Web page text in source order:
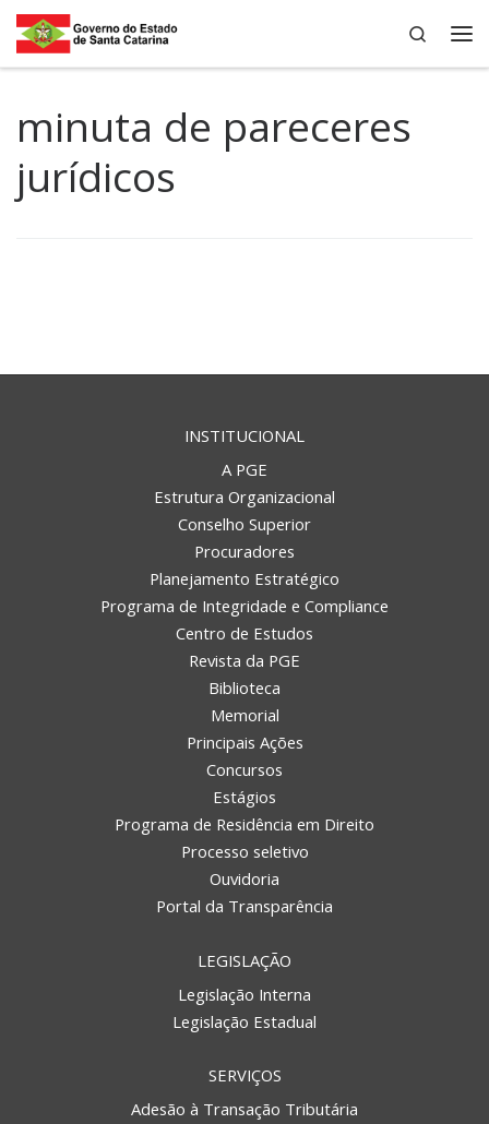
Skip to content
Search
minuta de pareceres
jurídicos
INSTITUCIONAL
A PGE
Estrutura Organizacional
Conselho Superior
Procuradores
Planejamento Estratégico
Programa de Integridade e Compliance
Centro de Estudos
Revista da PGE
Biblioteca
Memorial
Principais Ações
Concursos
Estágios
Programa de Residência em Direito
Processo seletivo
Ouvidoria
Portal da Transparência
LEGISLAÇÃO
Legislação Interna
Legislação Estadual
SERVIÇOS
Adesão à Transação Tributária